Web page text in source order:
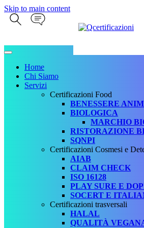
Skip to main content
Home
Chi Siamo
Servizi
Certificazioni Food
BENESSERE
BIOLOGICA
MARCHIO
RISTORAZIONE
SQNPI
Certificazioni Cosmesi e
AIAB
CLAIM CHECK
ISO 16128
PLAY SURE E
SOCERT E
Certificazioni trasversali
HALAL
QUALITÀ